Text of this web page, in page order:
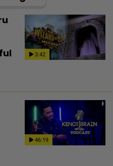
3:42
46:19